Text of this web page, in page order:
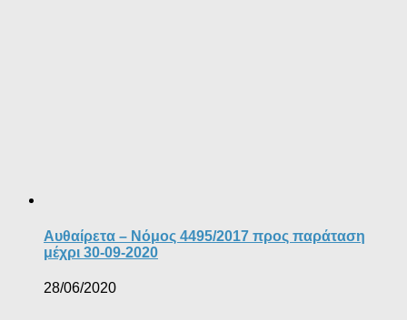
Αυθαίρετα – Νόμος 4495/2017 προς παράταση
μέχρι 30-09-2020
28/06/2020